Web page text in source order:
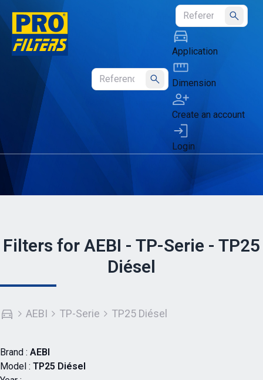
Submit
Submit
Application
Dimension
Create an account
Login
Filters for AEBI - TP-Serie - TP25
Diésel
AEBI TP-Serie TP25 Diésel
Brand : AEBI
Model : TP25 Diésel